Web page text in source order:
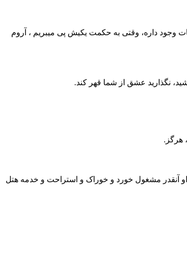
وجود داره، وقتی به حکمت یکیش پی میبریم ، آروم
نگذارید عشق از شما قهر کند.
هرگز.
او آنقدر مشغول خورد و خوراک و استراحت و خدمه هتل